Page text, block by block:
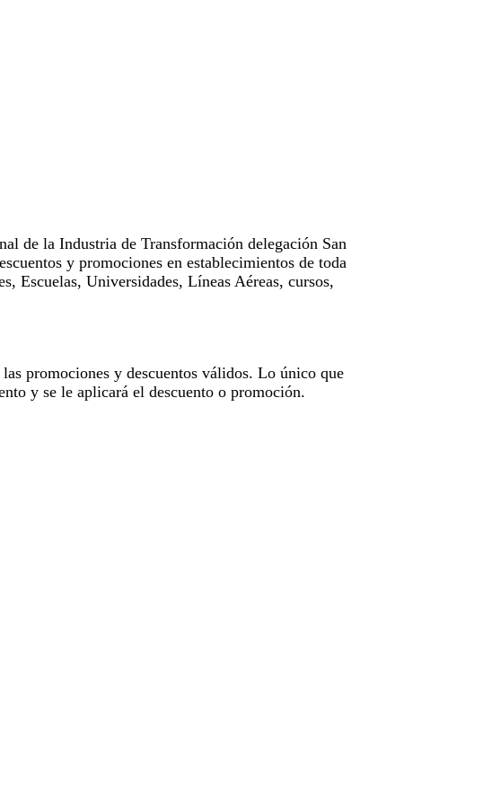
de la Industria de Transformación delegación San
y promociones en establecimientos de toda
Escuelas, Universidades, Líneas Aéreas, cursos,
promociones y descuentos válidos. Lo único que
y se le aplicará el descuento o promoción.